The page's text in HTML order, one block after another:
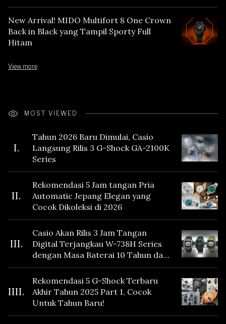
New Arrival! MIDO Multifort 8 One Crown
Back in Black yang Tampil Sporty Full
Hitam
View more
MOST VIEWED
I.
Tahun 2026 Baru Dimulai, Casio
Langsung Rilis 3 G-Shock GA-2100K
Series
II.
Rekomendasi 5 Jam tangan Pria
Automatic Jepang Elegan yang
Cocok Dikoleksi di 2026
III.
Casio Akan Rilis 3 Jam Tangan
Digital Terjangkau W-738H Series
dengan Masa Baterai 10 Tahun dan
Fitur Vibration
IIII.
Rekomendasi 5 G-Shock Terbaru
Akhir Tahun 2025 Part 1, Cocok
Untuk Tahun Baru!